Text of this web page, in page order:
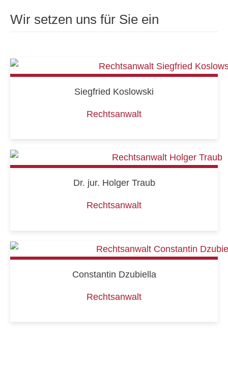
Wir setzen uns für Sie ein
Siegfried Koslowski
Rechtsanwalt
Dr. jur. Holger Traub
Rechtsanwalt
Constantin Dzubiella
Rechtsanwalt